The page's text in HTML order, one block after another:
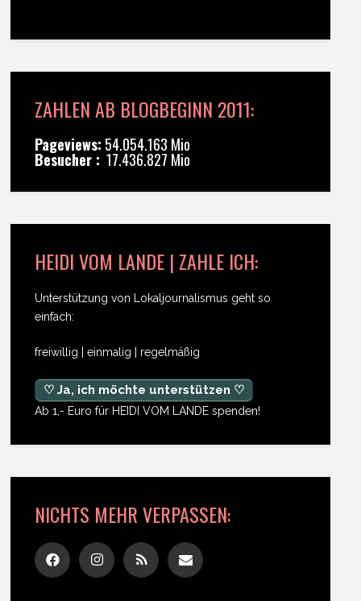
ZAHLEN AB BLOGBEGINN 2011:
Pageviews: 54.054.163 Mio
Besucher : 17.436.827 Mio
HEIDI VOM LANDE | ZAHLE ICH:
Unterstützung von Lokaljournalismus geht so
einfach:
freiwillig | einmalig | regelmäßig
♡ Ja, ich möchte unterstützen ♡
Ab 1,- Euro für HEIDI VOM LANDE spenden!
NICHTS MEHR VERPASSEN: